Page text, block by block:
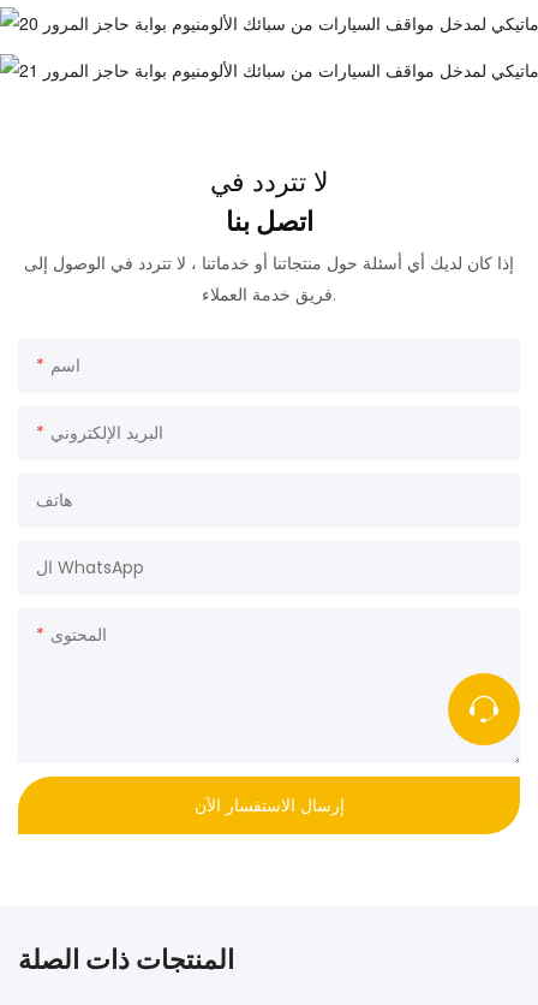
لا تتردد في
اتصل بنا
إذا كان لديك أي أسئلة حول منتجاتنا أو خدماتنا ، لا تتردد في الوصول إلى
فريق خدمة العملاء.
اسم
البريد الإلكتروني
هاتف
ال WhatsApp
المحتوى
إرسال الاستفسار الآن
المنتجات ذات الصلة